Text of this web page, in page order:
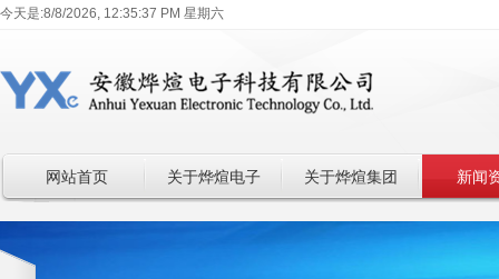
今天是:8/8/2026, 12:35:38 PM 星期六
网站首页 关于烨煊电子 关于烨煊集团 新闻